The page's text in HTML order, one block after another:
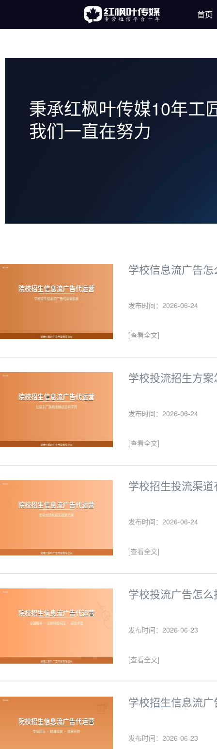
首页
秉承红枫叶传媒10年工
我们一直在努力
学校信息流广告
发布时间：2026-06-24
[查看全文]
学校投流招生方
发布时间：2026-06-24
[查看全文]
学校招生投流渠
发布时间：2026-06-24
[查看全文]
学校投流广告怎
发布时间：2026-06-23
[查看全文]
学校招生信息流
发布时间：2026-06-23